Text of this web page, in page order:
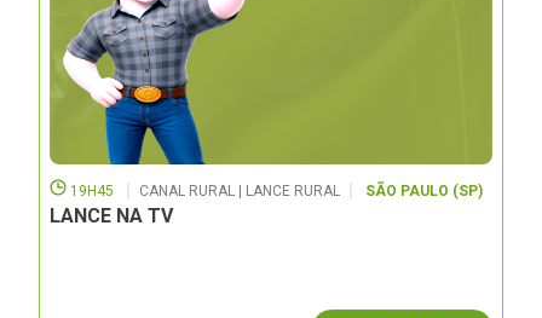
19H45 CANAL RURAL | LANCE RURAL SÃO PAULO (SP)
LANCE NA TV